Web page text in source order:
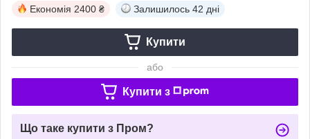
Економія 2400 ₴ Залишилось 42 дні
Купити
або
Купити з
Що таке купити з Пром?